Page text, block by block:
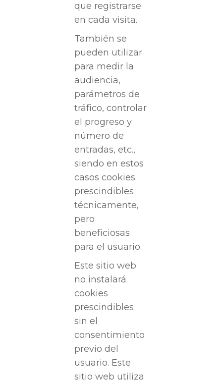
que registrarse
en cada visita.
También se
pueden utilizar
para medir la
audiencia,
parámetros de
tráfico, controlar
el progreso y
número de
entradas, etc.,
siendo en estos
casos cookies
prescindibles
técnicamente,
pero
beneficiosas
para el usuario.
Este sitio web
no instalará
cookies
prescindibles
sin el
consentimiento
previo del
usuario. Este
sitio web utiliza